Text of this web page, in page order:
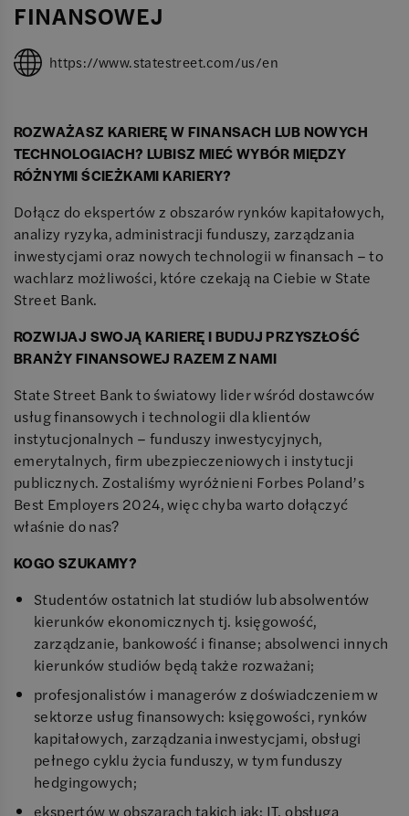
FINANSOWEJ
https://www.statestreet.com/us/en
ROZWAŻASZ KARIERĘ W FINANSACH LUB NOWYCH
TECHNOLOGIACH? LUBISZ MIEĆ WYBÓR MIĘDZY
RÓŻNYMI ŚCIEŻKAMI KARIERY?
Dołącz do ekspertów z obszarów rynków kapitałowych,
analizy ryzyka, administracji funduszy, zarządzania
inwestycjami oraz nowych technologii w finansach – to
wachlarz możliwości, które czekają na Ciebie w State
Street Bank.
ROZWIJAJ SWOJĄ KARIERĘ I BUDUJ PRZYSZŁOŚĆ
BRANŻY FINANSOWEJ RAZEM Z NAMI
State Street Bank to światowy lider wśród dostawców
usług finansowych i technologii dla klientów
instytucjonalnych – funduszy inwestycyjnych,
emerytalnych, firm ubezpieczeniowych i instytucji
publicznych. Zostaliśmy wyróżnieni Forbes Poland’s
Best Employers 2024, więc chyba warto dołączyć
właśnie do nas?
KOGO SZUKAMY?
Studentów ostatnich lat studiów lub absolwentów
kierunków ekonomicznych tj. księgowość,
zarządzanie, bankowość i finanse; absolwenci innych
kierunków studiów będą także rozważani;
profesjonalistów i managerów z doświadczeniem w
sektorze usług finansowych: księgowości, rynków
kapitałowych, zarządzania inwestycjami, obsługi
pełnego cyklu życia funduszy, w tym funduszy
hedgingowych;
ekspertów w obszarach takich jak: IT, obsługa